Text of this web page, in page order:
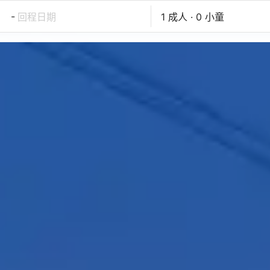
- 回程日期 1 成人 · 0 小童